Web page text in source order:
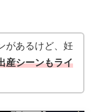
があるけど、妊
産シーンもライ